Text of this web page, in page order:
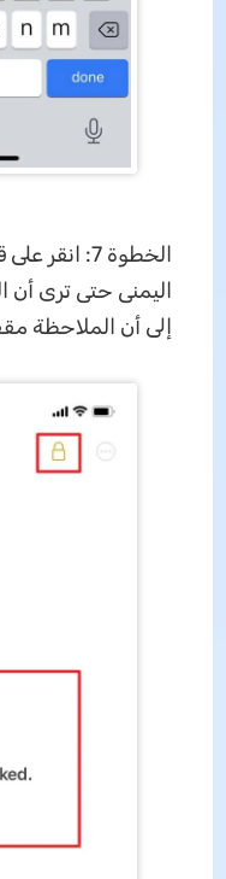
الخطوة 7:
اليمنى حتى ترى
إلى أن الملاحظة